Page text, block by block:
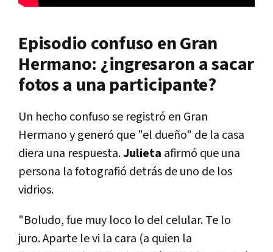
Episodio confuso en Gran
Hermano: ¿ingresaron a sacar
fotos a una participante?
Un hecho confuso se registró en Gran
Hermano y generó que "el dueño" de la casa
diera una respuesta.Julieta afirmó que una
persona la fotografió detrás de uno de los
vidrios.
"Boludo, fue muy loco lo del celular. Te lo
juro. Aparte le vi la cara (a quien la